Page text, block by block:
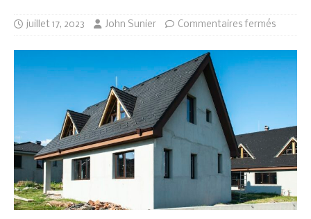
juillet 17, 2023 John Sunier Commentaires fermés